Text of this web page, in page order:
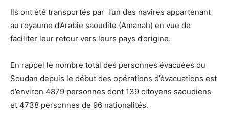
Ils ont été transportés par l’un des navires appartenant
au royaume d’Arabie saoudite (Amanah) en vue de
faciliter leur retour vers leurs pays d’origine.
En rappel le nombre total des personnes évacuées du
Soudan depuis le début des opérations d’évacuations est
d’environ 4879 personnes dont 139 citoyens saoudiens
et 4738 personnes de 96 nationalités.